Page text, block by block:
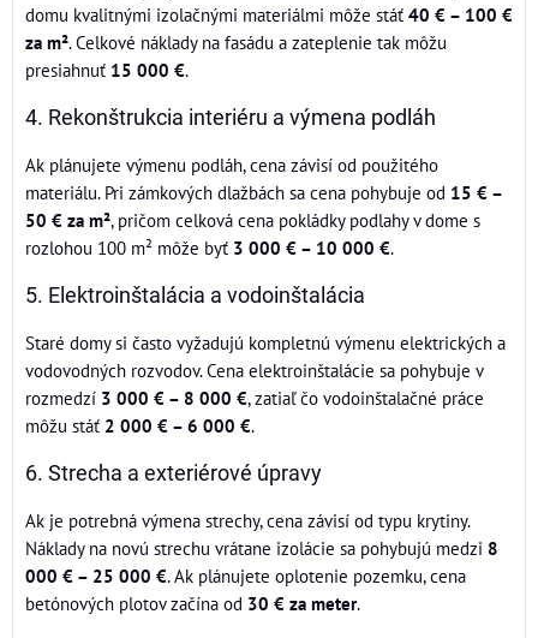
domu kvalitnými izolačnými materiálmi môže stáť 40 € – 100 €
za m². Celkové náklady na fasádu a zateplenie tak môžu
presiahnuť 15 000 €.
4. Rekonštrukcia interiéru a výmena podláh
Ak plánujete výmenu podláh, cena závisí od použitého
materiálu. Pri zámkových dlažbách sa cena pohybuje od 15 € –
50 € za m², pričom celková cena pokládky podlahy v dome s
rozlohou 100 m² môže byť 3 000 € – 10 000 €.
5. Elektroinštalácia a vodoinštalácia
Staré domy si často vyžadujú kompletnú výmenu elektrických a
vodovodných rozvodov. Cena elektroinštalácie sa pohybuje v
rozmedzí 3 000 € – 8 000 €, zatiaľ čo vodoinštalačné práce
môžu stáť 2 000 € – 6 000 €.
6. Strecha a exteriérové úpravy
Ak je potrebná výmena strechy, cena závisí od typu krytiny.
Náklady na novú strechu vrátane izolácie sa pohybujú medzi 8
000 € – 25 000 €. Ak plánujete oplotenie pozemku, cena
betónových plotov začína od 30 € za meter.